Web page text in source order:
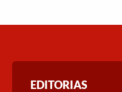
EDITORIAS